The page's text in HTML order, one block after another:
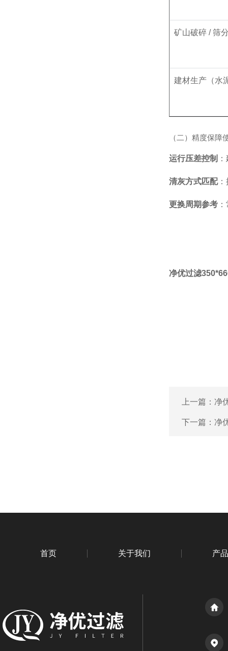
矿山破碎 / 筛
建材生产（水
（二）精度保障
运行压差控制
清灰方式匹配：
更换周期参考：
净优过滤
上一篇： 净
下一篇： 净
首页 关于我们 产